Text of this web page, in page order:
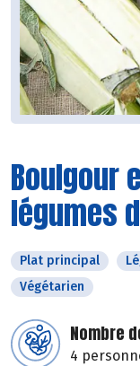
Boulgour
légumes
Plat principal
Végétarien
Nombre
4